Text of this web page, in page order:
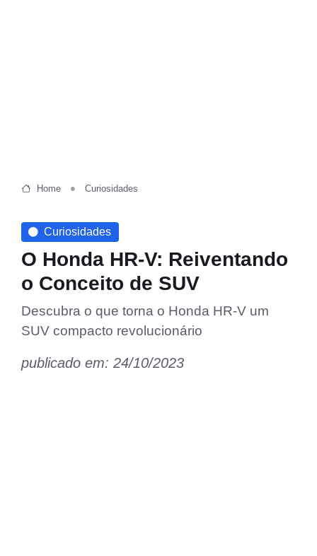
Home Curiosidades
Curiosidades
O Honda HR-V: Reiventando
o Conceito de SUV
Descubra o que torna o Honda HR-V um
SUV compacto revolucionário
publicado em: 24/10/2023